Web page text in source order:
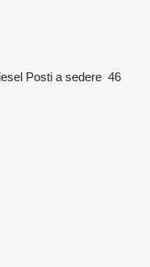
Posti a sedere 46